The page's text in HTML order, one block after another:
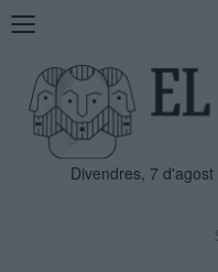
Mostra
navegació
Divendres, 7